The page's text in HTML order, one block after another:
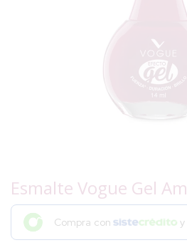
Esmalte Vogue Gel
Compra con y